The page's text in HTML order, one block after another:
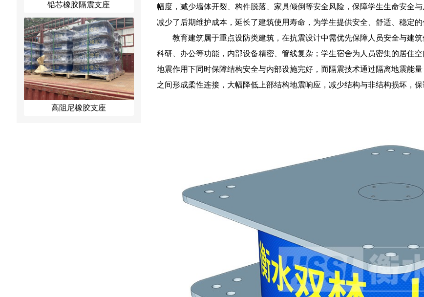
铅芯橡胶隔震支座
高阻尼橡胶支座
幅度，减少墙体开裂、构件脱落、家具倾倒等安全风险，保障学生生命安全
减少了后期维护成本，延长了建筑使用寿命，为学生提供安全、舒适、稳定
教育建筑属于重点设防类建筑，在抗震设计中需优先保障人员安全与建
科研、办公等功能，内部设备精密、管线复杂；学生宿舍为人员密集的居住
地震作用下同时保障结构安全与内部设施完好，而隔震技术通过隔离地震能
之间形成柔性连接，大幅降低上部结构地震响应，减少结构与非结构损坏，保